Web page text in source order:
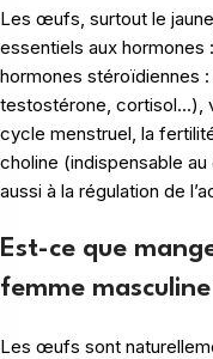
Les œufs, surtout le
essentiels aux
hormones stéroïdiennes
testostérone, cortisol…),
cycle menstruel, la
choline (indispensable
aussi à la régulation de
Est-ce que
femme masculine
Les œufs sont